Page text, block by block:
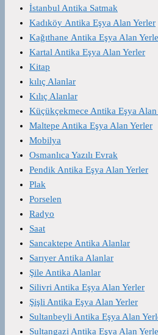
İstanbul Antika Satmak
Kadıköy Antika Eşya Alan Yerler
Kağıthane Antika Eşya Alan
Kartal Antika Eşya Alan Yerler
Kitap
kılıç Alanlar
Kılıç Alanlar
Küçükçekmece Antika Eşya Alan
Maltepe Antika Eşya Alan Yerler
Mobilya
Osmanlıca Yazılı Evrak
Pendik Antika Eşya Alan Yerler
Plak
Porselen
Radyo
Saat
Sancaktepe Antika Alanlar
Sarıyer Antika Alanlar
Şile Antika Alanlar
Silivri Antika Eşya Alan Yerler
Şişli Antika Eşya Alan Yerler
Sultanbeyli Antika Eşya Alan
Sultangazi Antika Eşya Alan